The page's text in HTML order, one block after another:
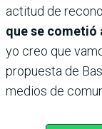
actitud de
que se cometió
yo creo que
propuesta de
medios de